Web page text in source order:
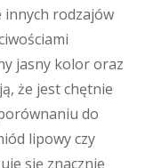
innych rodzajów
jasny kolor oraz
że jest chętnie
do
lipowy czy
się znacznie